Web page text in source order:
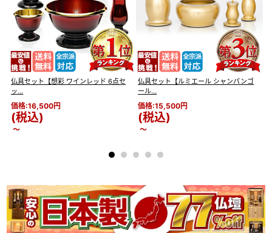
仏具セット【想彩 ワインレッド 6点セ
ッ...
価格:16,500円
(税込)
～
仏具セット【ルミエール シャンパンゴ
ール...
価格:15,500円
(税込)
～